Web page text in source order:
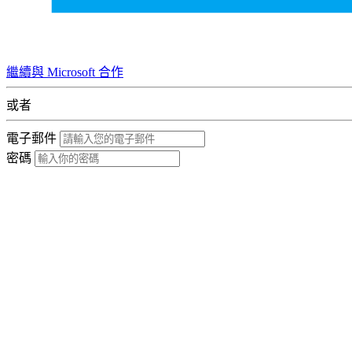
繼續與 Microsoft 合作
或者
電子郵件
密碼